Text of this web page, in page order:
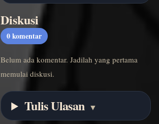
Diskusi
0 komentar
Belum ada komentar. Jadilah yang pertama
memulai diskusi.
Tulis Ulasan ▼